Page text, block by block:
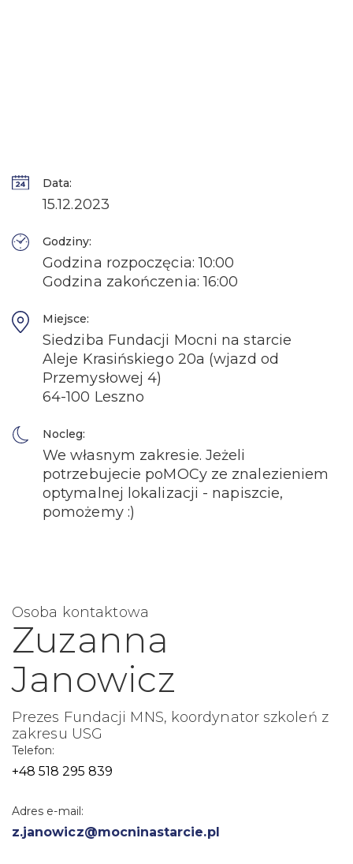
Data:
15.12.2023
Godziny:
Godzina rozpoczęcia: 10:00
Godzina zakończenia: 16:00
Miejsce:
Siedziba Fundacji Mocni na starcie
Aleje Krasińskiego 20a (wjazd od
Przemysłowej 4)
64-100 Leszno
Nocleg:
We własnym zakresie. Jeżeli
potrzebujecie poMOCy ze znalezieniem
optymalnej lokalizacji - napiszcie,
pomożemy :)
Osoba kontaktowa
Zuzanna
Janowicz
Prezes Fundacji MNS, koordynator szkoleń z
zakresu USG
Telefon:
+48 518 295 839
Adres e-mail:
z.janowicz@mocninastarcie.pl